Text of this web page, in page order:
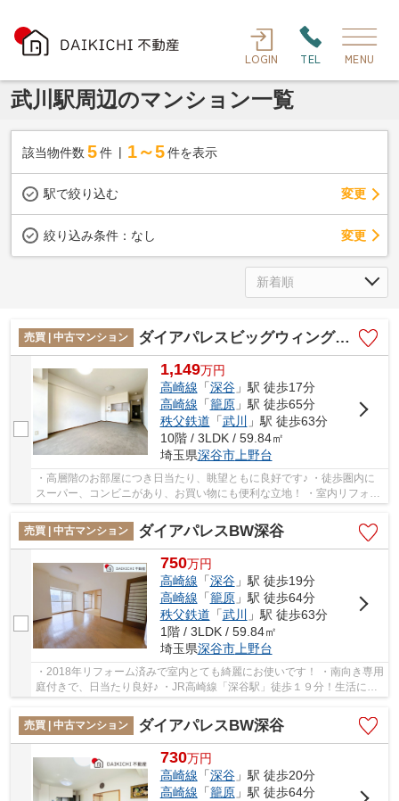
LOGIN TEL MENU
武川駅周辺のマンション一覧
該当物件数 5件 1～5 件を表示
駅で絞り込む 変更
絞り込み条件： なし 変更
売買 | 中古マンション ダイアパレスビッグウィング深谷
1,149万円
高崎線 「深谷」駅 徒歩17分
高崎線 「籠原」駅 徒歩65分
秩父鉄道 「武川 」駅 徒歩63分
10階 / 3LDK / 59.84㎡
埼玉県深谷市上野台
・高層階のお部屋につき日当たり、眺望ともに良好です♪ ・徒歩圏内に
スーパー、コンビニがあり、お買い物にも便利な立地！ ・室内リフォー
ム実施予定！綺麗な状態で生活がスタートでき...
売買 | 中古マンション
ダイアパレスBW深谷
750万円
高崎線 「深谷」駅 徒歩19分
高崎線 「籠原」駅 徒歩64分
秩父鉄道 「武川
」駅 徒歩63分
1階 / 3LDK / 59.84㎡
埼玉県深谷市上野台
・2018年リフォーム済みで室内とても綺麗にお使いです！ ・南向き専用
庭付きで、日当たり良好♪ ・JR高崎線「深谷駅」徒歩１９分！生活に便
売買 | 中古マンション
ダイアパレスBW深谷
730万円
高崎線 「深谷」駅 徒歩20分
高崎線 「籠原」駅 徒歩64分